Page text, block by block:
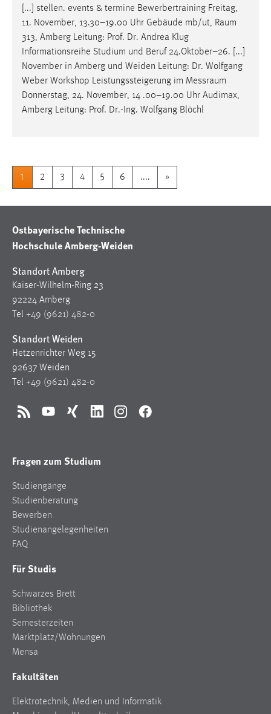
[...] stellen. events & termine Bewerbertraining Freitag,
11. November, 13.30–19.00 Uhr Gebäude mb/ut, Raum
313, Amberg Leitung: Prof. Dr. Andrea Klug
Informationsreihe Studium und Beruf 24.Oktober–26. [...]
November in Amberg und Weiden Leitung: Dr. Wolfgang
Weber Workshop Leistungssteigerung im Messraum
Donnerstag, 24. November, 14 .00–19.00 Uhr Audimax,
Amberg Leitung: Prof. Dr.-Ing. Wolfgang Blöchl
1 2 3 4 5 6 .... »
Ostbayerische Technische
Hochschule Amberg-Weiden
Standort Amberg
Kaiser-Wilhelm-Ring 23
92224 Amberg
Tel +49 (9621) 482-0
Standort Weiden
Hetzenrichter Weg 15
92637 Weiden
Tel +49 (9621) 482-0
RSS YouTubeXing LinkedInInstagramFacebook
Fragen zum Studium
Studiengänge
Studienberatung
Bewerben
Studienangelegenheiten
FAQ
Für Studis
Schwarzes Brett
Bibliothek
Semesterzeiten
Marktplatz/Wohnungen
Mensa
Fakultäten
Elektrotechnik, Medien und Informatik